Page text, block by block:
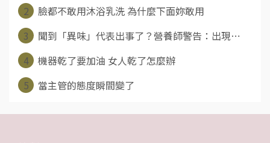
2
臉都不敢用沐浴乳洗 為什麼下面妳敢用
3
聞到「異味」代表出事了？營養師警告：出現⋯
4
機器乾了要加油 女人乾了怎麼辦
5
當主管的態度瞬間變了